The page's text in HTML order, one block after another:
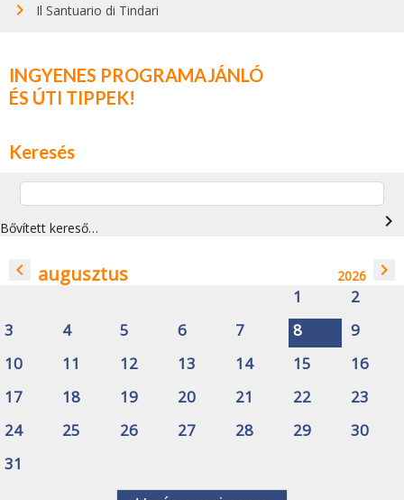
Il Santuario di Tindari
INGYENES PROGRAMAJÁNLÓ
ÉS ÚTI TIPPEK!
Keresés
Bővített kereső… navigate_next
navigate_before augusztus 2026 navigate_next
1
2
3
4 5 6 7 8
9
10
11 12 13 14 15
16
17
18 19 20 21 22
23
24
25 26 27 28 29
30
31